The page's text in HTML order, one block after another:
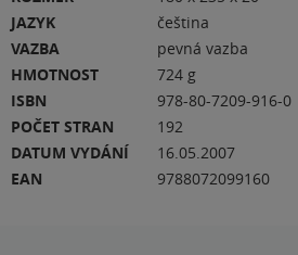
JAZYK
čeština
VAZBA
pevná vazba
HMOTNOST
724 g
ISBN
978-80-7209-916-0
POČET STRAN
192
DATUM VYDÁNÍ
16.05.2007
EAN
9788072099160